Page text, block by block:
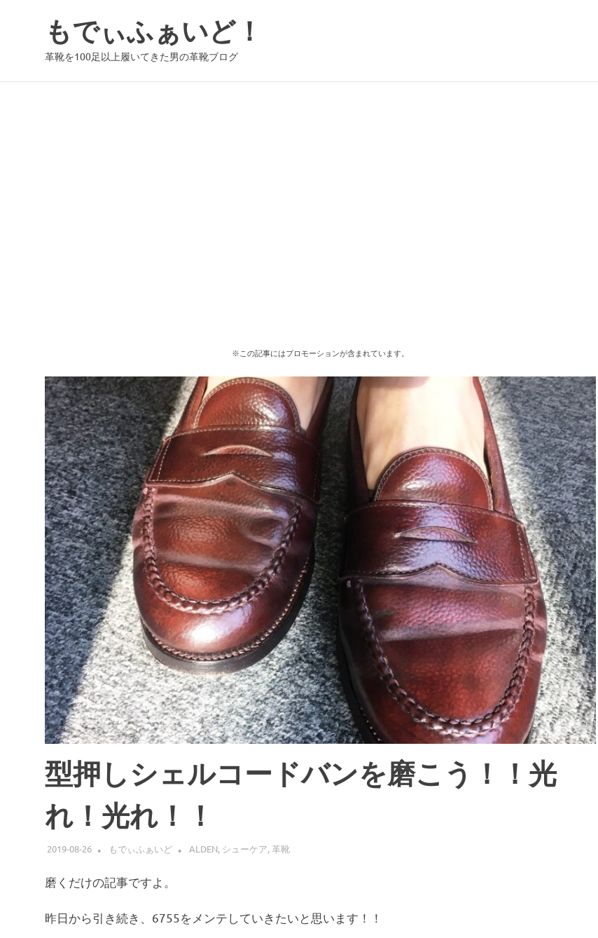
もでぃふぁいど！
革靴を100足以上履いてきた男の革靴ブログ
※この記事にはプロモーションが含まれています。
型押しシェルコードバンを磨こう！！光
れ！光れ！！
2019-08-26 もでぃふぁいど ALDEN, シューケア,革靴
磨くだけの記事ですよ。
昨日から引き続き、6755をメンテしていきたいと思います！！